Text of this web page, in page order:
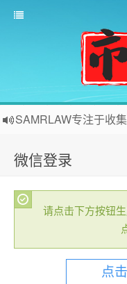
SAMRLAW专注于收
微信登录
请点击下方按钮
点